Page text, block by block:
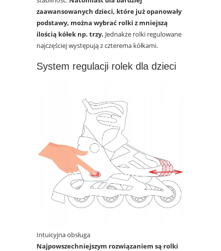
zaawansowanych dzieci, które już opanowały
podstawy, można wybrać rolki z mniejszą
ilością kółek np. trzy. Jednakże rolki regulowane
najczęściej występują z czterema kółkami.
System regulacji rolek dla dzieci
Intuicyjna obsługa
Najpowszechniejszym rozwiązaniem są rolki